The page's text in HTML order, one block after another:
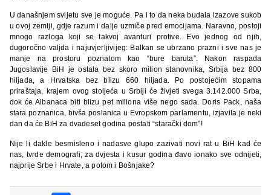
U današnjem svijetu sve je moguće. Pa i to da neka budala izazove sukob
u ovoj zemlji, gdje razum i dalje uzmiče pred emocijama. Naravno, postoji
mnogo razloga koji se takvoj avanturi protive. Evo jednog od njih,
dugoročno valjda i najuvjerljivijeg: Balkan se ubrzano prazni i sve nas je
manje na prostoru poznatom kao “bure baruta”. Nakon raspada
Jugoslavije BiH je ostala bez skoro milion stanovnika, Srbija bez 800
hiljada, a Hrvatska bez blizu 660 hiljada. Po postojećim stopama
priraštaja, krajem ovog stoljeća u Srbiji će živjeti svega 3.142.000 Srba,
dok će Albanaca biti blizu pet miliona više nego sada. Doris Pack, naša
stara poznanica, bivša poslanica u Evropskom parlamentu, izjavila je neki
dan da će BiH za dvadeset godina postati “starački dom”!
Nije li dakle besmisleno i nadasve glupo zazivati novi rat u BiH kad će
nas, tvrde demografi, za dvjesta i kusur godina đavo ionako sve odnijeti,
najprije Srbe i Hrvate, a potom i Bošnjake?